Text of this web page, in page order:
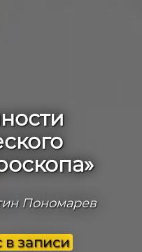
Пономарев
в записи